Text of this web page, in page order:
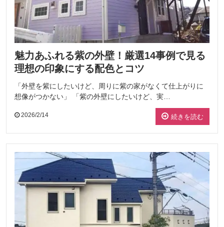
魅力あふれる紫の外壁！厳選14事例で見る
理想の印象にする配色とコツ
「外壁を紫にしたいけど、周りに紫の家がなくて仕上がりに
想像がつかない」 「紫の外壁にしたいけど、実…
2026/2/14 続きを読む